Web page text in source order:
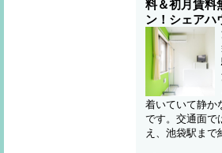
料＆初月賃料
ン！シェアハ
着いていて静か
です。交通面で
え、池袋駅まで